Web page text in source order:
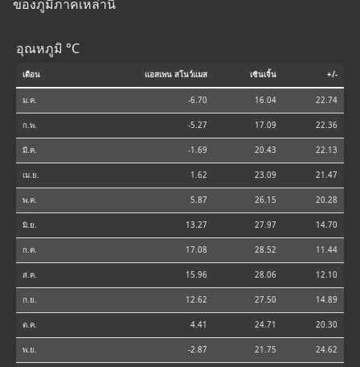
ของภูมิภาคเหล่านี้
อุณหภูมิ °C
เดือน แอสเพน สโนว์แมส เซินเจิ้น +/-
ม.ค. -6.70 16.04 22.74
ก.พ. -5.27 17.09 22.36
มี.ค. -1.69 20.43 22.13
เม.ย. 1.62 23.09 21.47
พ.ค. 5.87 26.15 20.28
มิ.ย. 13.27 27.97 14.70
ก.ค. 17.08 28.52 11.44
ส.ค. 15.96 28.06 12.10
ก.ย. 12.62 27.50 14.89
ต.ค. 4.41 24.71 20.30
พ.ย. -2.87 21.75 24.62